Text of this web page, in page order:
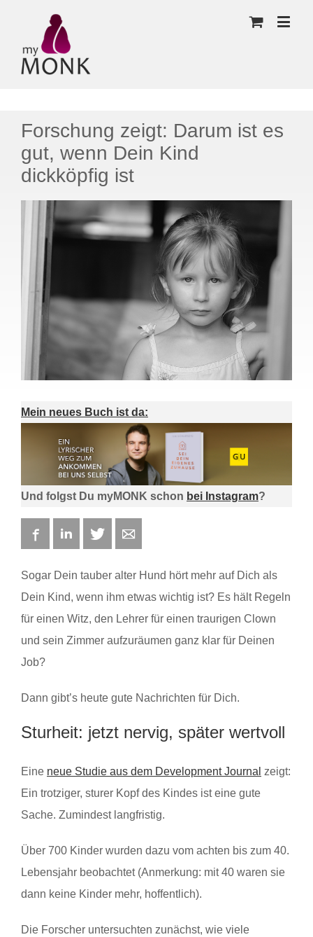
Forschung zeigt: Darum ist es
gut, wenn Dein Kind
dickköpfig ist
Mein neues Buch ist da:
Und folgst Du myMONK schon bei Instagram?
FacebookLinkedIn Twitter
Sogar Dein tauber alter Hund hört mehr auf Dich als
Dein Kind, wenn ihm etwas wichtig ist? Es hält Regeln
für einen Witz, den Lehrer für einen traurigen Clown
und sein Zimmer aufzuräumen ganz klar für Deinen
Job?
Dann gibt’s heute gute Nachrichten für Dich.
Sturheit: jetzt nervig, später wertvoll
Eine neue Studie aus dem Development Journal zeigt:
Ein trotziger, sturer Kopf des Kindes ist eine gute
Sache. Zumindest langfristig.
Über 700 Kinder wurden dazu vom achten bis zum 40.
Lebensjahr beobachtet (Anmerkung: mit 40 waren sie
dann keine Kinder mehr, hoffentlich).
Die Forscher untersuchten zunächst, wie viele